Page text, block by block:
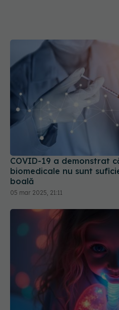
COVID-19 a demonstrat
biomedicale nu sunt
boală
05 mar 2025, 21:11